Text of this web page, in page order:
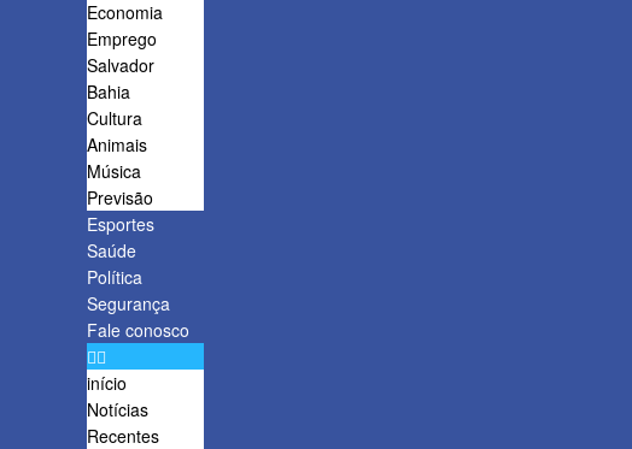
Economia
Emprego
Salvador
Bahia
Cultura
Animais
Música
Previsão
Esportes
Saúde
Política
Segurança
Fale conosco
início
Notícias
Recentes